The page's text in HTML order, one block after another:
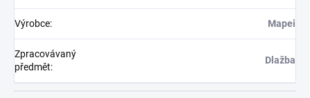
Výrobce: Mapei
Zpracovávaný
předmět:
Dlažba